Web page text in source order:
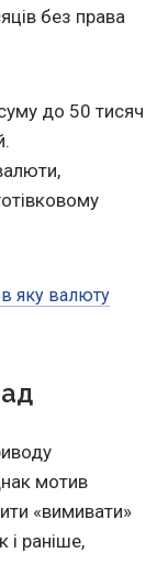
без права
до 50 тисяч
яку валюту
мотив
«вимивати»
і раніше,